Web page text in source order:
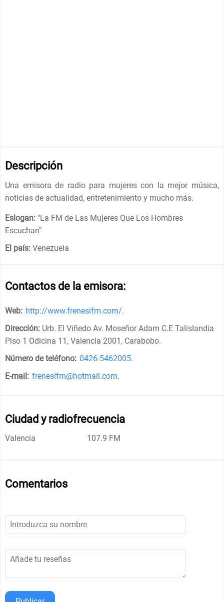
Descripción
Una emisora ​​de radio para mujeres con la mejor música,
noticias de actualidad, entretenimiento y mucho más.
Eslogan: "La FM de Las Mujeres Que Los Hombres
Escuchan"
El país: Venezuela
Contactos de la emisora:
Web: http://www.frenesifm.com/.
Dirección: Urb. El Viñedo Av. Moseñor Adam C.E Talislandia
Piso 1 Odicina 11, Valencia 2001, Carabobo.
Número de teléfono: 0426-5462005.
E-mail: frenesifm@hotmail.com.
Ciudad y radiofrecuencia
Valencia 107.9 FM
Comentarios